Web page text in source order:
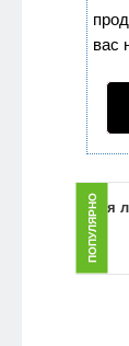
вас
ПОПУЛЯРНО
для лица